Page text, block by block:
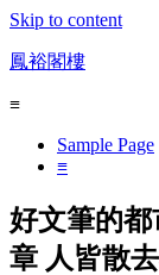
Skip to content
鳳裕閣樓
≡
Sample Page
≡
好文筆的都
章 人皆散